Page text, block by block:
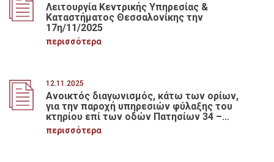
Λειτουργία Κεντρικής Υπηρεσίας &
Καταστήματος Θεσσαλονίκης την
17η/11/2025
περισσότερα
12.11.2025
Ανοικτός διαγωνισμός, κάτω των ορίων,
για την παροχή υπηρεσιών φύλαξης του
κτηρίου επί των οδών Πατησίων 34 –
Σολωμού – Κάνιγγος 29, ιδιοκτησίας του
Τ.Π. & Δανείων, διάρκειας δύο ετών,
περισσότερα